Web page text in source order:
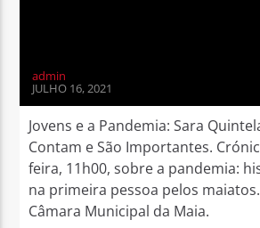
admin
JULHO 16, 2021
Jovens e a Pandemia: Sara
Contam e São Importantes.
feira, 11h00, sobre a pandemia:
na primeira pessoa pelos
Câmara Municipal da Maia.